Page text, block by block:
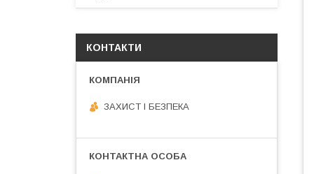
КОНТАКТИ
ЗАХИСТ І БЕЗПЕКА